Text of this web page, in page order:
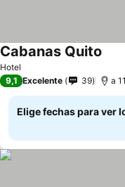
Hotel
Cabanas Quito
9,1 Excelente 39 a
Elige fechas para ver